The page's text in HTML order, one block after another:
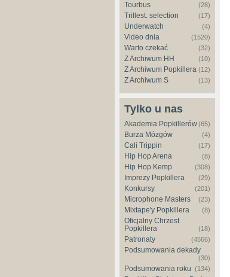
Tourbus (28)
Trillest. selection (17)
Underwatch (4)
Video dnia (1520)
Warto czekać (32)
Z Archiwum HH (10)
Z Archiwum Popkillera (12)
Z Archiwum S (13)
Tylko u nas
Akademia Popkillerów(65)
Burza Mózgów (4)
Cali Trippin (17)
Hip Hop Arena (8)
Hip Hop Kemp (308)
Imprezy Popkillera (29)
Konkursy (201)
Microphone Masters (23)
Mixtape'y Popkillera (8)
Oficjalny Chrzest
Popkillera
(18)
Patronaty (4566)
Podsumowania dekady
(30)
Podsumowania roku (134)